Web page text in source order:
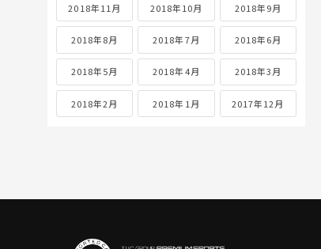
2018年11月 2018年10月 2018年9月
2018年8月 2018年7月 2018年6月
2018年5月 2018年4月 2018年3月
2018年2月 2018年1月 2017年12月